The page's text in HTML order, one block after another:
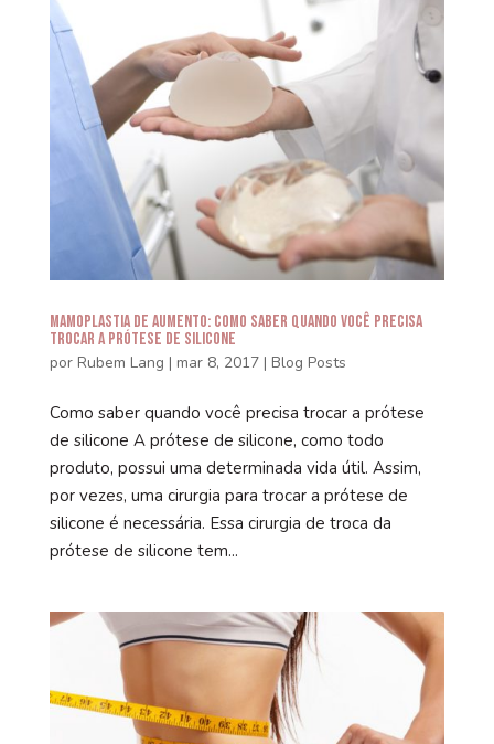
Mamoplastia de Aumento: Como saber quando você precisa
trocar a prótese de silicone
por Rubem Lang | mar 8, 2017| Blog Posts
Como saber quando você precisa trocar a prótese
de silicone A prótese de silicone, como todo
produto, possui uma determinada vida útil. Assim,
por vezes, uma cirurgia para trocar a prótese de
silicone é necessária. Essa cirurgia de troca da
prótese de silicone tem...